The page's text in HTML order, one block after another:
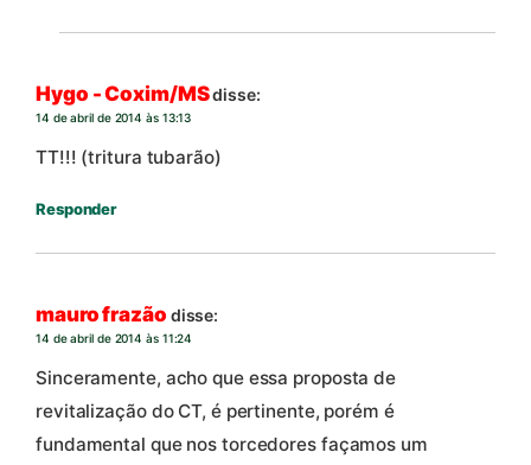
Hygo - Coxim/MSdisse:
14 de abril de 2014 às 13:13
TT!!! (tritura tubarão)
Responder
mauro frazão disse:
14 de abril de 2014 às 11:24
Sinceramente, acho que essa proposta de
revitalização do CT, é pertinente, porém é
fundamental que nos torcedores façamos um